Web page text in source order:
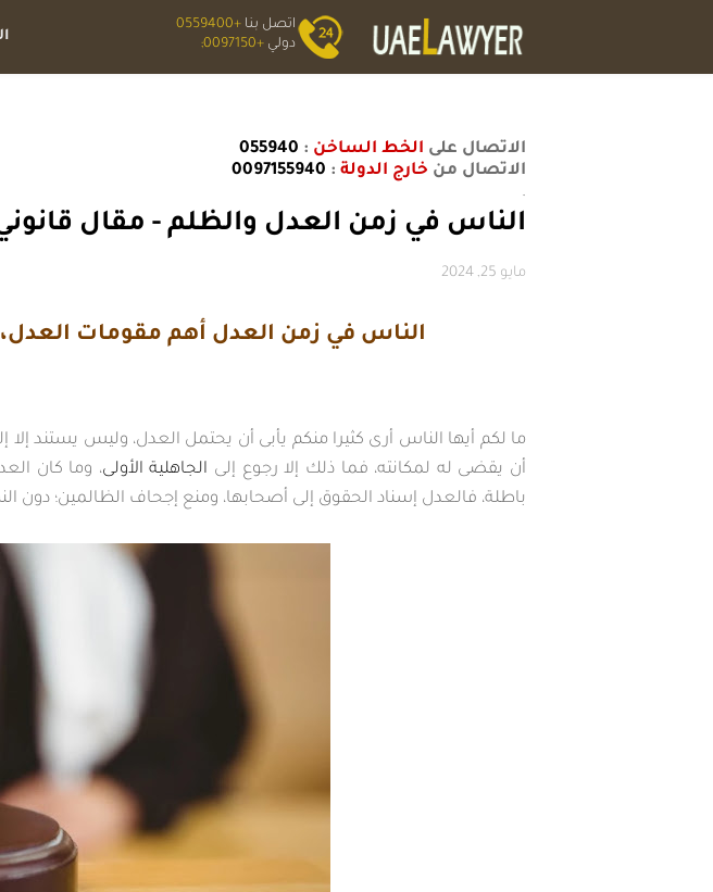
اتصل بنا+0559400
دولي+0097150;
الاتصال على الخط الساخن :
055940
الاتصال من خارج الدولة :
0097155940
.
الناس في زمن العدل والظلم - مقال
مايو 25, 2024
الناس في زمن العدل أهم مقومات
ما لكم أيها الناس أرى كثيرا منكم يأبى أن يحتمل العدل، وليس يستند
أن يقضى له لمكانته، فما ذلك إلا رجوع إلى الجاهلية الأولى، وما كان
باطلة، فالعدل إسناد الحقوق إلى أصحابها، ومنع إجحاف الظالمين؛ دون